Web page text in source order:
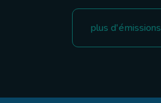
plus d'émissions